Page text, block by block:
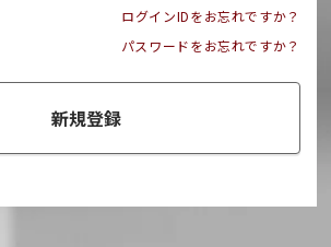
ログインIDをお忘れですか？
パスワードをお忘れですか？
新規登録